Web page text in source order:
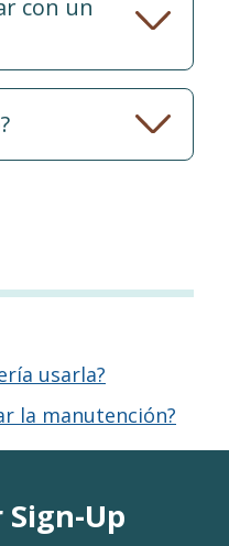
con un
usarla?
la manutención?
Up